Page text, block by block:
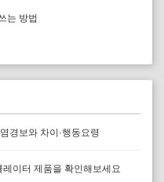
는 방법
경보와 차이·행동요령
이터 제품을 확인해보세요